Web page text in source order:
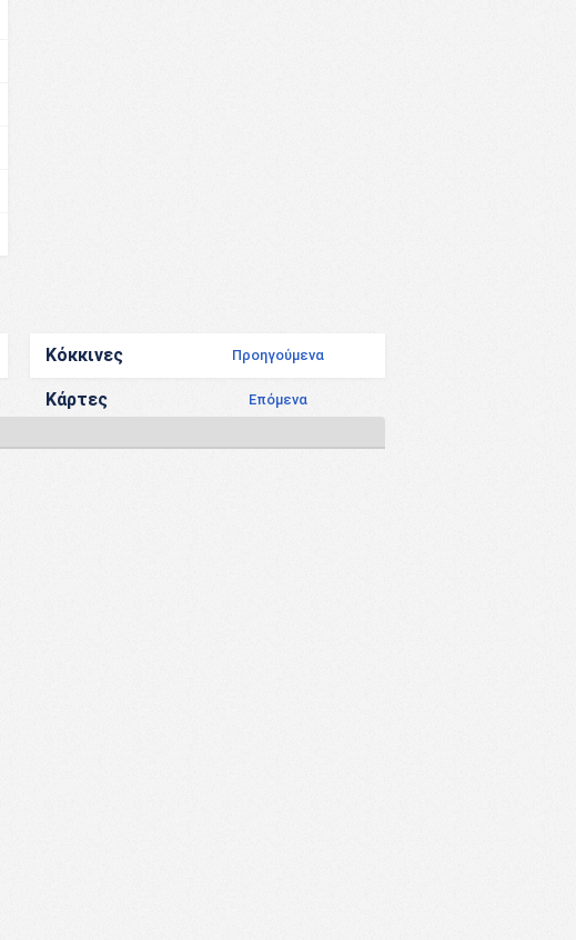
Κόκκινες
Κάρτες
Προηγούμενα
Επόμενα